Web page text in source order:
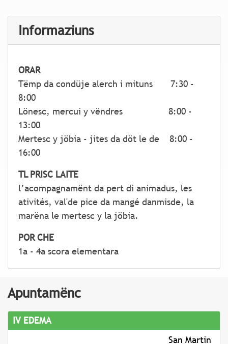
Informaziuns
ORAR
Tëmp da condüje alerch i mituns 7:30 -
8:00
Lönesc, mercui y vëndres 8:00 -
13:00
Mertesc y jöbia - jites da döt le de 8:00 -
16:00
TL PRISC LAITE
l’acompagnamënt da pert di animadus, les
ativités, val'de pice da mangé danmisde, la
marëna le mertesc y la jöbia.
POR CHE
1a - 4a scora elementara
Apuntamënc
IV EDEMA
San Martin